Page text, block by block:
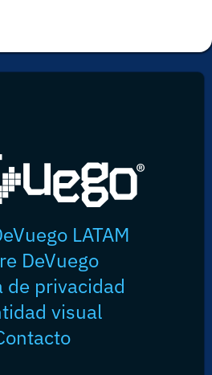
LATAM
DeVuego
de privacidad
visual